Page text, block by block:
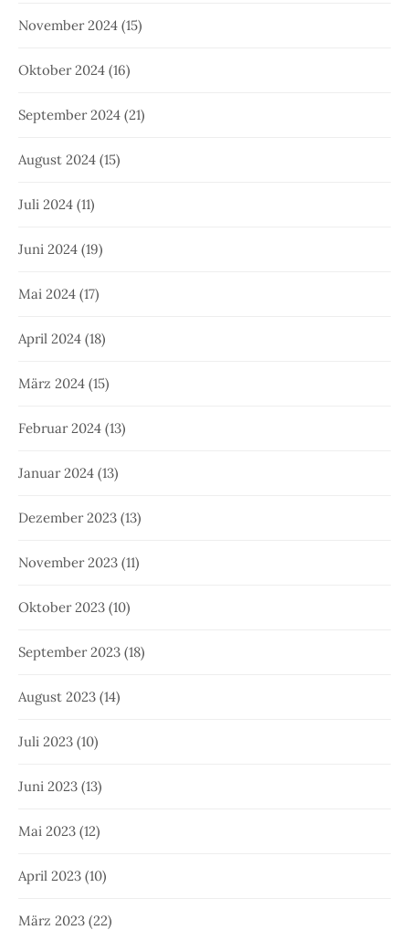
November 2024 (15)
Oktober 2024 (16)
September 2024 (21)
August 2024 (15)
Juli 2024 (11)
Juni 2024 (19)
Mai 2024 (17)
April 2024 (18)
März 2024 (15)
Februar 2024 (13)
Januar 2024 (13)
Dezember 2023 (13)
November 2023 (11)
Oktober 2023 (10)
September 2023 (18)
August 2023 (14)
Juli 2023 (10)
Juni 2023 (13)
Mai 2023 (12)
April 2023 (10)
März 2023 (22)